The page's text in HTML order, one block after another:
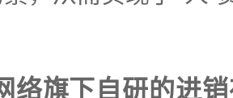
旗下自研的进销